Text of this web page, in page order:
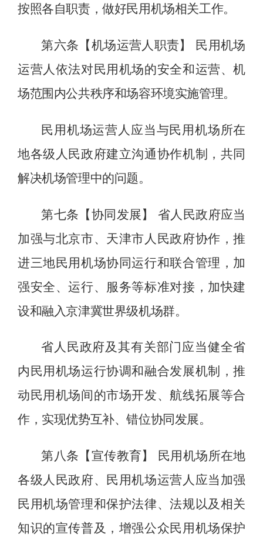
按照各自职责，做好民用机场相关工作。
第六条【机场运营人职责】
民用机场
运营人依法对民用机场的安全和运营、机
场范围内公共秩序和场容环境实施管理。
民用机场运营人应当与民用机场所在
地各级人民政府建立沟通协作机制，共同
解决机场管理中的问题。
第七条【协同发展】
省人民政府应当
加强与北京市、天津市人民政府协作，推
进三地民用机场协同运行和联合管理，加
强安全、运行、服务等标准对接，加快建
设和融入京津冀世界级机场群。
省人民政府及其有关部门应当健全省
内民用机场运行协调和融合发展机制，推
动民用机场间的市场开发、航线拓展等合
作，实现优势互补、错位协同发展。
第八条【宣传教育】
民用机场所在地
各级人民政府、民用机场运营人应当加强
民用机场管理和保护法律、法规以及相关
知识的宣传普及，增强公众民用机场保护